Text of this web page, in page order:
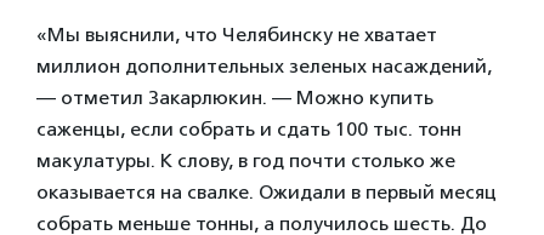
«Мы выяснили, что Челябинску не хватает
миллион дополнительных зеленых насаждений,
— отметил Закарлюкин. — Можно купить
саженцы, если собрать и сдать 100 тыс. тонн
макулатуры. К слову, в год почти столько же
оказывается на свалке. Ожидали в первый месяц
собрать меньше тонны, а получилось шесть. До